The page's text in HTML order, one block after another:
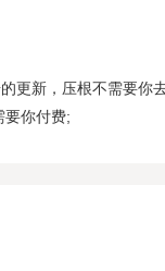
更新，压根不需要你
要你付费;